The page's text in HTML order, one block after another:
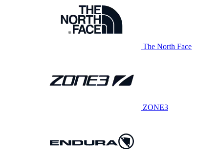
The North Face
ZONE3